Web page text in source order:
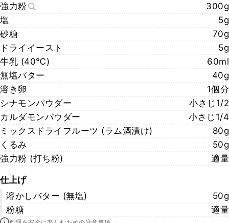
強力粉
300g
塩
5g
砂糖
70g
ドライイースト
5g
牛乳 (40℃)
60ml
無塩バター
40g
溶き卵
1個分
シナモンパウダー
小さじ1/2
カルダモンパウダー
小さじ1/4
ミックスドライフルーツ (ラム酒漬け)
80g
くるみ
50g
強力粉 (打ち粉)
適量
仕上げ
溶かしバター (無塩)
50g
粉糖
適量